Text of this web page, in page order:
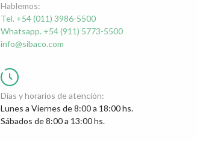
Hablemos:
Tel. +54 (011) 3986-5500
Whatsapp. +54 (911) 5773-5500
info@sibaco.com
Días y horarios de atención:
Lunes a Viernes de 8:00 a 18:00 hs.
Sábados de 8:00 a 13:00 hs.